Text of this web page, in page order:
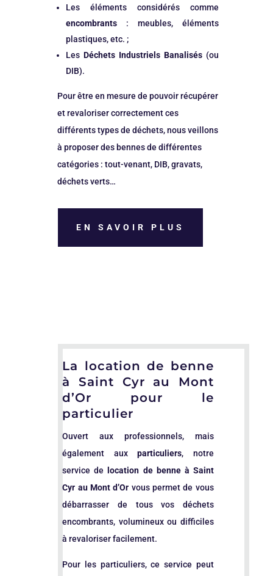
Les éléments considérés comme
encombrants : meubles, éléments
plastiques, etc. ;
Les Déchets Industriels Banalisés(ou
DIB).
Pour être en mesure de pouvoir récupérer
et revaloriser correctement ces
différents types de déchets, nous veillons
à proposer des bennes de différentes
catégories : tout-venant, DIB, gravats,
déchets verts…
EN SAVOIR PLUS
La location de benne
à Saint Cyr au Mont
d’Or pour le
particulier
Ouvert aux professionnels, mais
également auxparticuliers, notre
service de
location de benne à Saint
Cyr au Mont d’Or vous permet de vous
débarrasser de tous vos déchets
encombrants, volumineux ou difficiles
à revaloriser facilement.
Pour les particuliers, ce service peut